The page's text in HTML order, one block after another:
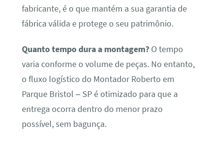
fabricante, é o que mantém a sua garantia de
fábrica válida e protege o seu patrimônio.
Quanto tempo dura a montagem?O tempo
varia conforme o volume de peças. No entanto,
o fluxo logístico do Montador Roberto em
Parque Bristol – SP é otimizado para que a
entrega ocorra dentro do menor prazo
possível, sem bagunça.